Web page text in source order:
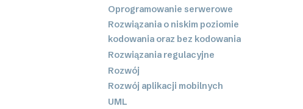
Oprogramowanie serwerowe
Rozwiązania o niskim poziomie
kodowania oraz bez kodowania
Rozwiązania regulacyjne
Rozwój
Rozwój aplikacji mobilnych
UML